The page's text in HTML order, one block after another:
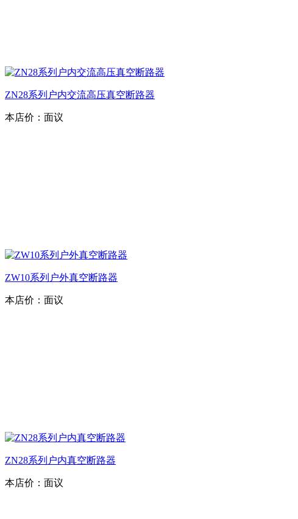
ZN28系列户内交流高压真空断路器
本店价： 面议
ZW10系列户外真空断路器
本店价： 面议
ZN28系列户内真空断路器
本店价： 面议